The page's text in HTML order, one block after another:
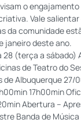
o
Vale salientar
da comunidade
janeiro deste ano.
28 (terça a sábado)
de Teatro do
de Albuquerque
17h00min
Abertura –
Banda de